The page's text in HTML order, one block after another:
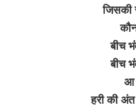
जिसकी
बीच
बीच
आ
हरी की